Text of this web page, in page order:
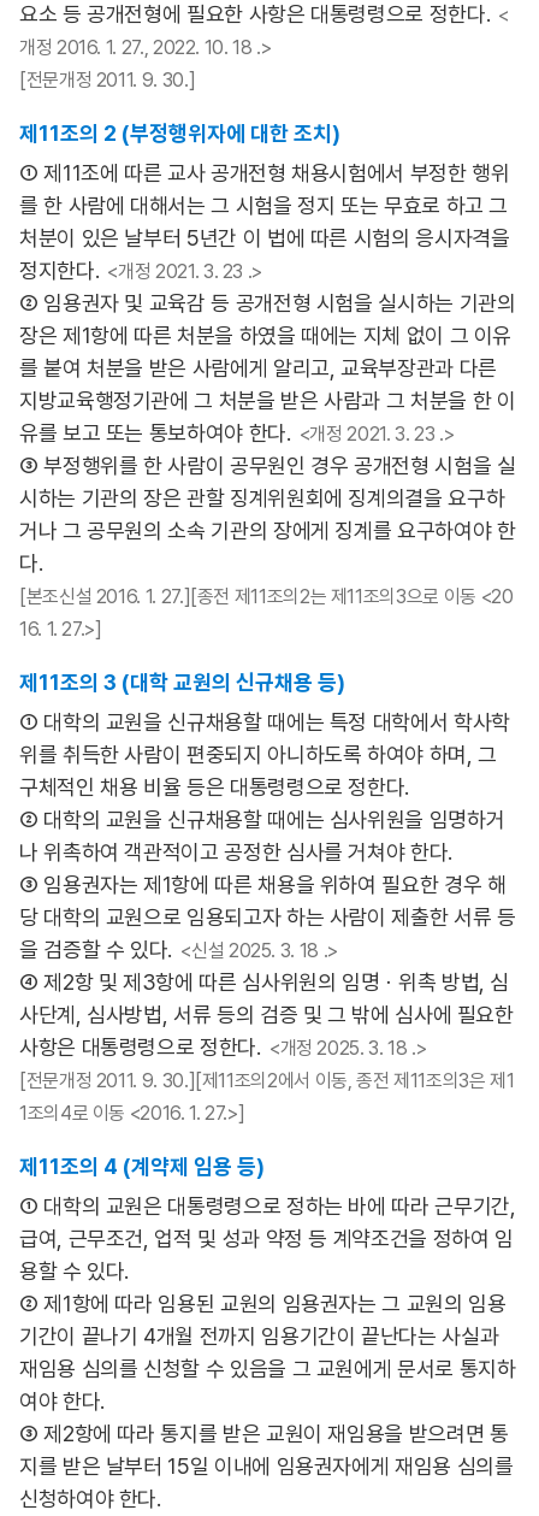
요소 등 공개전형에 필요한 사항은 대통령령으로 정한다. <
개정 2016. 1. 27., 2022. 10. 18 .>
[전문개정 2011. 9. 30.]
제11조의 2 (부정행위자에 대한 조치)
① 제11조에 따른 교사 공개전형 채용시험에서 부정한 행위
를 한 사람에 대해서는 그 시험을 정지 또는 무효로 하고 그
처분이 있은 날부터 5년간 이 법에 따른 시험의 응시자격을
정지한다. <개정 2021. 3. 23 .>
② 임용권자 및 교육감 등 공개전형 시험을 실시하는 기관의
장은 제1항에 따른 처분을 하였을 때에는 지체 없이 그 이유
를 붙여 처분을 받은 사람에게 알리고, 교육부장관과 다른
지방교육행정기관에 그 처분을 받은 사람과 그 처분을 한 이
유를 보고 또는 통보하여야 한다. <개정 2021. 3. 23 .>
③ 부정행위를 한 사람이 공무원인 경우 공개전형 시험을 실
시하는 기관의 장은 관할 징계위원회에 징계의결을 요구하
거나 그 공무원의 소속 기관의 장에게 징계를 요구하여야 한
다.
[본조신설 2016. 1. 27.][종전 제11조의2는 제11조의3으로 이동 <20
16. 1. 27.>]
제11조의 3 (대학 교원의 신규채용 등)
① 대학의 교원을 신규채용할 때에는 특정 대학에서 학사학
위를 취득한 사람이 편중되지 아니하도록 하여야 하며, 그
구체적인 채용 비율 등은 대통령령으로 정한다.
② 대학의 교원을 신규채용할 때에는 심사위원을 임명하거
나 위촉하여 객관적이고 공정한 심사를 거쳐야 한다.
③ 임용권자는 제1항에 따른 채용을 위하여 필요한 경우 해
당 대학의 교원으로 임용되고자 하는 사람이 제출한 서류 등
을 검증할 수 있다. <신설 2025. 3. 18 .>
④ 제2항 및 제3항에 따른 심사위원의 임명ㆍ위촉 방법, 심
사단계, 심사방법, 서류 등의 검증 및 그 밖에 심사에 필요한
사항은 대통령령으로 정한다. <개정 2025. 3. 18 .>
[전문개정 2011. 9. 30.][제11조의2에서 이동, 종전 제11조의3은 제1
1조의4로 이동 <2016. 1. 27.>]
제11조의 4 (계약제 임용 등)
① 대학의 교원은 대통령령으로 정하는 바에 따라 근무기간,
급여, 근무조건, 업적 및 성과 약정 등 계약조건을 정하여 임
용할 수 있다.
② 제1항에 따라 임용된 교원의 임용권자는 그 교원의 임용
기간이 끝나기 4개월 전까지 임용기간이 끝난다는 사실과
재임용 심의를 신청할 수 있음을 그 교원에게 문서로 통지하
여야 한다.
③ 제2항에 따라 통지를 받은 교원이 재임용을 받으려면 통
지를 받은 날부터 15일 이내에 임용권자에게 재임용 심의를
신청하여야 한다.